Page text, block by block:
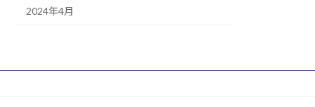
2024年4月